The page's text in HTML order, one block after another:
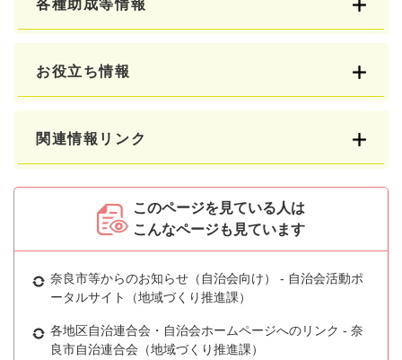
各種助成等情報
お役立ち情報
関連情報リンク
このページを見ている人は
こんなページも見ています
奈良市等からのお知らせ（自治会向け） - 自治会活動ポ
ータルサイト（地域づくり推進課）
各地区自治連合会・自治会ホームページへのリンク - 奈
良市自治連合会（地域づくり推進課）